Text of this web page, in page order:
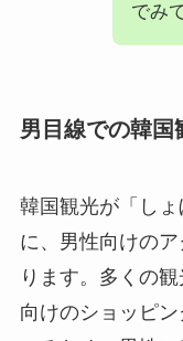
でみ
男目線での韓国
韓国観光が「し
に、男性向けの
ります。多くの
向けのショッピ